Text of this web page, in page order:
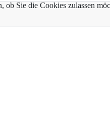
Sie die Cookies zulassen